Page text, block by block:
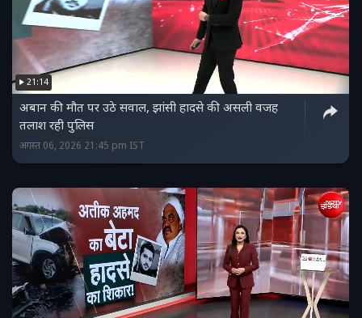
21:14
अबान की मौत पर उठे सवाल, झांसी हादसे की असली वजह
तलाश रही पुलिस
अगस्त 06, 2026 21:45 pm IST